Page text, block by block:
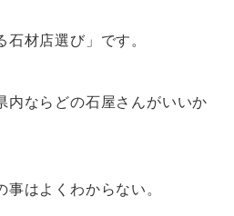
材店選び」です。
内ならどの石屋さんがいいか
はよくわからない。